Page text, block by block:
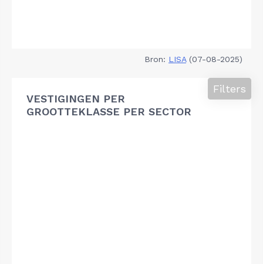
Bron: LISA(07-08-2025)
VESTIGINGEN PER
GROOTTEKLASSE PER SECTOR
Filters